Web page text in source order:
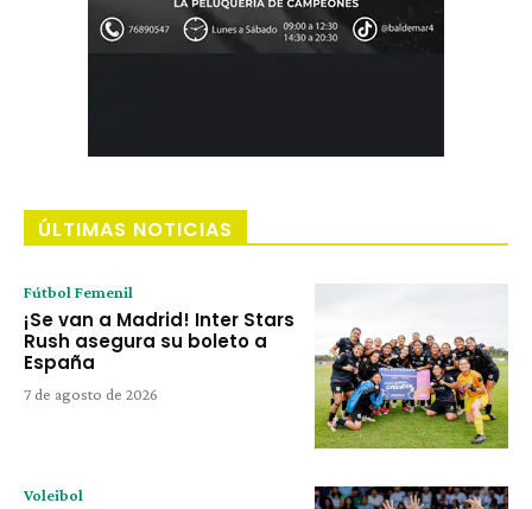
ÚLTIMAS NOTICIAS
Fútbol Femenil
¡Se van a Madrid! Inter Stars
Rush asegura su boleto a
España
7 de agosto de 2026
Voleibol